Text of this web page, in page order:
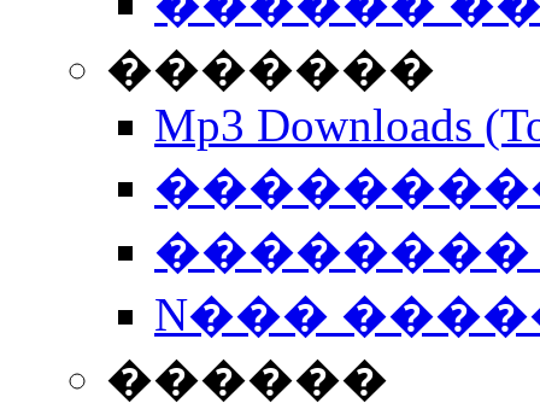
�������
Mp3 Downloads
��������
N���
������